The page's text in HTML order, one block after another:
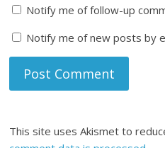
Notify me of follow-up
Notify me of new posts by
This site uses Akismet to